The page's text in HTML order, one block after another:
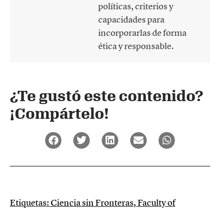
políticas, criterios y
capacidades para
incorporarlas de forma
ética y responsable.
¿Te gustó este contenido?
¡Compártelo!
Etiquetas:Ciencia sin Fronteras,Faculty of